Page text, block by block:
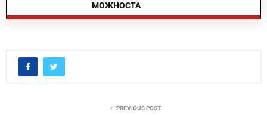
МОЖНОСТА
PREVIOUS POST